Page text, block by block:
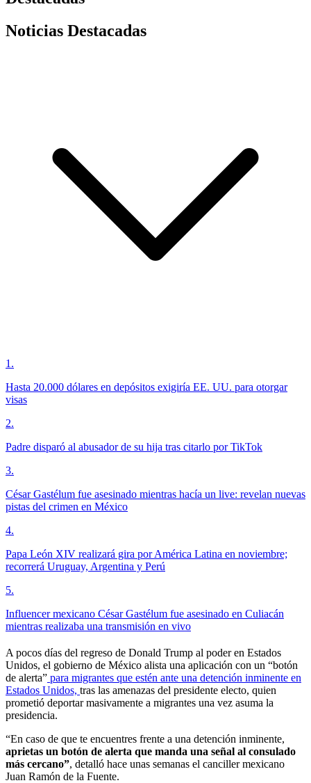
Noticias Destacadas
1 .
Hasta 20.000 dólares en depósitos exigiría EE. UU. para otorgar
visas
2.
Padre disparó al abusador de su hija tras citarlo por TikTok
3.
César Gastélum fue asesinado mientras hacía un live: revelan nuevas
pistas del crimen en México
4.
Papa León XIV realizará gira por América Latina en noviembre;
recorrerá Uruguay, Argentina y Perú
5.
Influencer mexicano César Gastélum fue asesinado en Culiacán
mientras realizaba una transmisión en vivo
A pocos días del regreso de Donald Trump al poder en Estados
Unidos, el gobierno de México alista una aplicación con un “botón
de alerta” para migrantes que estén ante una detención inminente en
Estados Unidos, tras las amenazas del presidente electo, quien
prometió deportar masivamente a migrantes una vez asuma la
presidencia.
“En caso de que te encuentres frente a una detención inminente,
aprietas un botón de alerta que manda una señal al consulado
más cercano”, detalló hace unas semanas el canciller mexicano
Juan Ramón de la Fuente.